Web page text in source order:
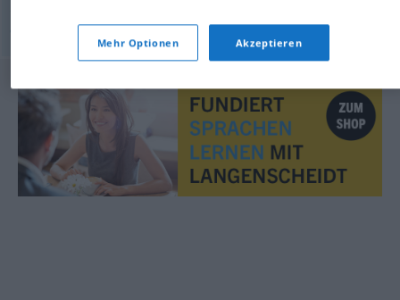
© OpenThesaurus.de
Mehr Optionen Akzeptieren